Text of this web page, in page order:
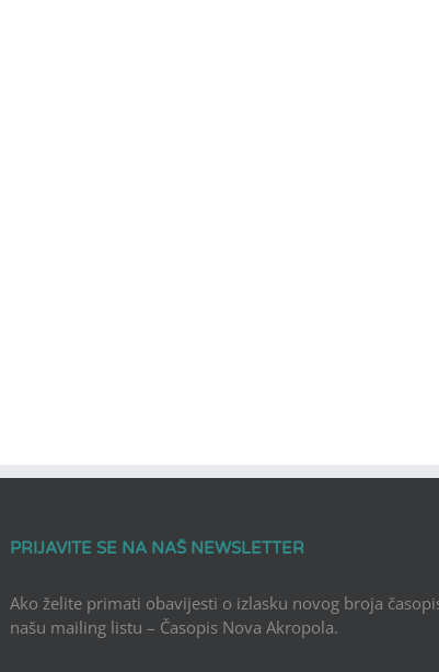
PRIJAVITE SE NA NAŠ NEWSLETTER
Ako želite primati obavijesti o izlasku novog broja
našu mailing listu – Časopis Nova Akropola.